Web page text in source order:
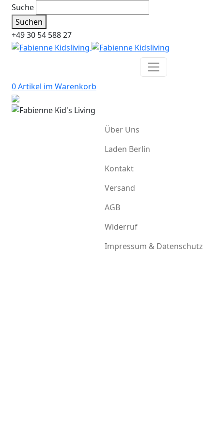
Suche
Suchen
+49 30 54 588 27
0 Artikel im Warenkorb
Über Uns
Laden Berlin
Kontakt
Versand
AGB
Widerruf
Impressum & Datenschutz